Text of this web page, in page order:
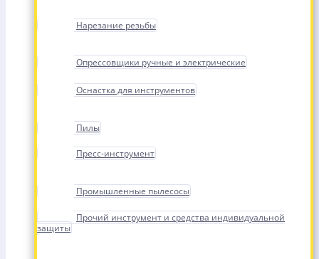
Нарезание резьбы
Опрессовщики ручные и электрические
Оснастка для инструментов
Пилы
Пресс-инструмент
Промышленные пылесосы
Прочий инструмент и средства индивидуальной
защиты